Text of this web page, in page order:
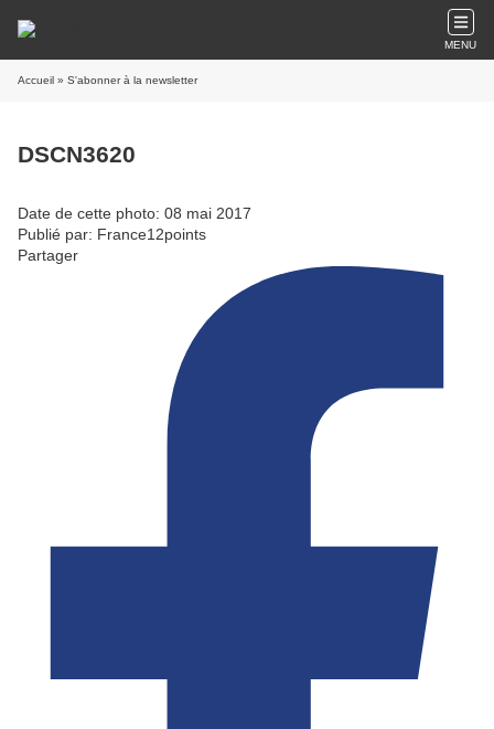
MENU
Accueil » S'abonner à la newsletter
DSCN3620
Date de cette photo: 08 mai 2017
Publié par: France12points
Partager